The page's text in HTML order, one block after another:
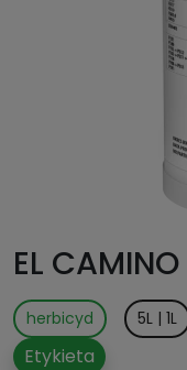
EL CAMINO
herbicyd 5L | 1L
Etykieta